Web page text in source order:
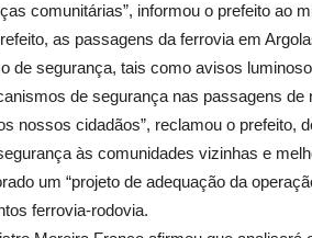
comunitárias”, informou o prefeito ao
as passagens da ferrovia em
de segurança, tais como avisos
de segurança nas passagens
nossos cidadãos”, reclamou o prefeito,
às comunidades vizinhas e
um “projeto de adequação da
ferrovia-rodovia.